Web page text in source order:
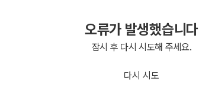
오류가 발생했습니다
잠시 후 다시 시도해 주세요.
다시 시도